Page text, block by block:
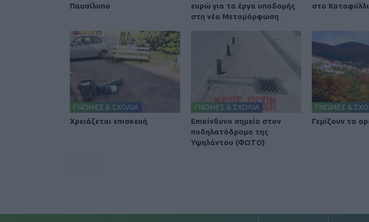
Παυσίλυπο
ευρώ για τα έργα υποδομής
στη νέα Μεταμόρφωση
στο Καταφύλλι
ΓΝΩΜΕΣ & ΣΧΟΛΙΑ
Χρειάζεται επισκευή
ΓΝΩΜΕΣ & ΣΧΟΛΙΑ
Επικίνδυνο σημείο στον
ποδηλατόδρομο της
Υψηλάντου (ΦΩΤΟ)
ΓΝΩΜΕΣ &
Γεμίζουν τα